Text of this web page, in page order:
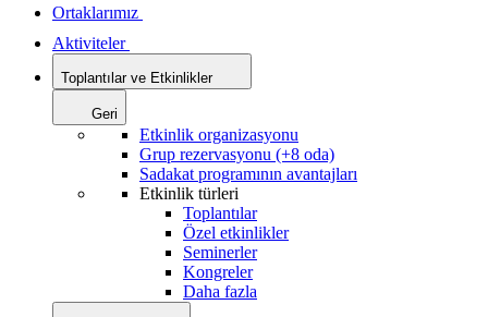
Ortaklarımız
Aktiviteler
Toplantılar ve Etkinlikler
Geri
Etkinlik organizasyonu
Grup rezervasyonu (+8 oda)
Sadakat programının avantajları
Etkinlik türleri
Toplantılar
Özel etkinlikler
Seminerler
Kongreler
Daha fazla